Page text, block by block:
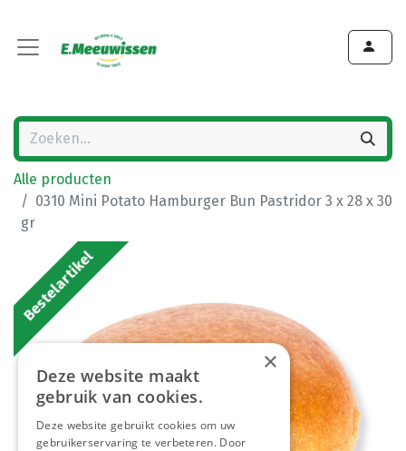
Alle producten
0310 Mini Potato Hamburger Bun Pastridor 3 x 28 x 30
gr
Bestelartikel
×
Deze website maakt
gebruik van cookies.
Deze website gebruikt cookies om uw
gebruikerservaring te verbeteren. Door